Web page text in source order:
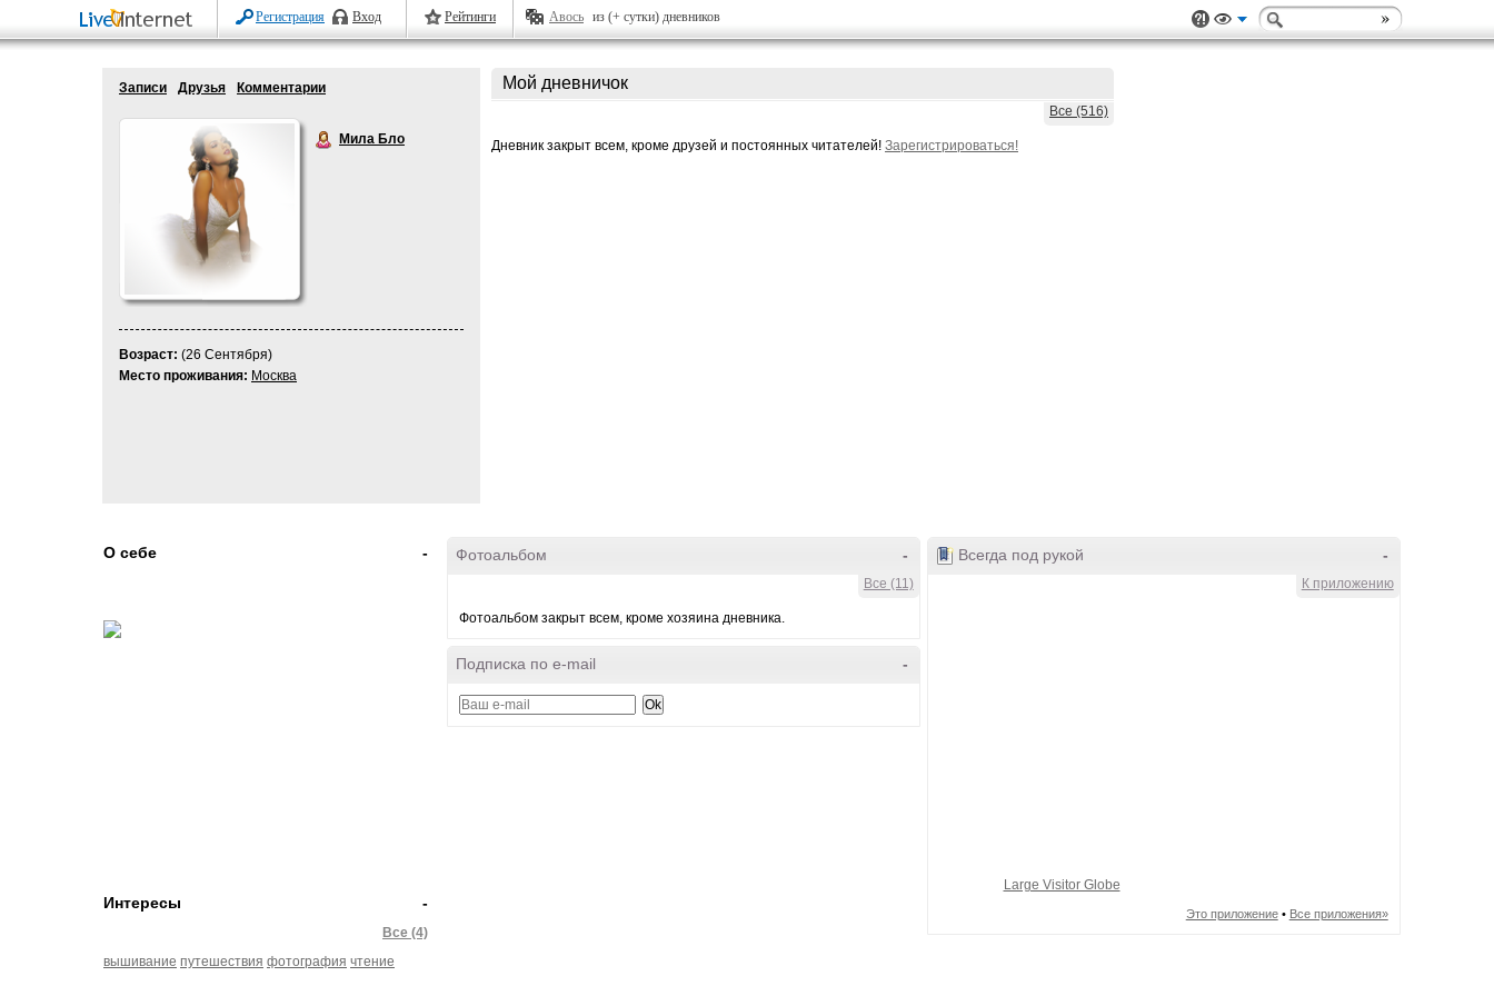
Регистрация Вход Рейтинги Авось из (+ сутки) дневников
Записи Друзья Комментарии
Мила Бло
Возраст: (26 Сентября)
Место проживания: Москва
Мой дневничок
Все (516)
Дневник закрыт всем, кроме друзей и постоянных читателей! Зарегистрироваться!
-
О себе
-
Интересы
Все (4)
вышивание путешествия фотография чтение
-
Фотоальбом
Все (11)
Фотоальбом закрыт всем, кроме хозяина дневника.
-
Подписка по e-mail
-
Всегда под рукой
К приложению
Large Visitor Globe
Это приложение• Все приложения»